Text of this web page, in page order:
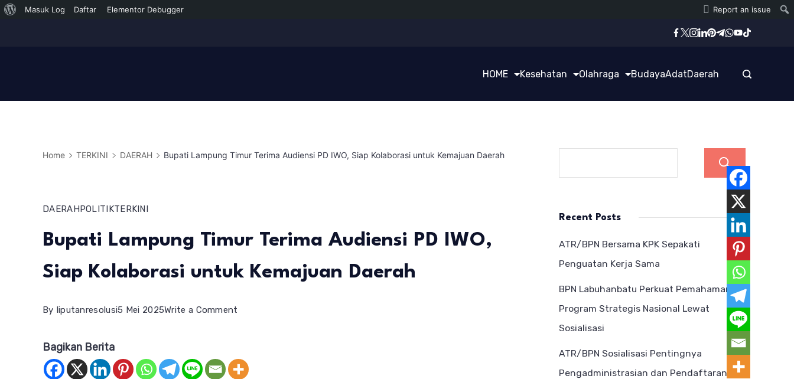
Tentang
Masuk Log Daftar Elementor Debugger Report an issue
HOME Kesehatan Olahraga BudayaAdatDaerah
Home TERKINI DAERAH Bupati Lampung Timur Terima Audiensi PD IWO, Siap Kolaborasi untuk Kemajuan Daerah
DAERAHPOLITIKTERKINI
Bupati Lampung Timur Terima Audiensi PD IWO,
Siap Kolaborasi untuk Kemajuan Daerah
By liputanresolusi5 Mei 2025Write a Comment
Timur
Bagikan Berita
Recent Posts
ATR/BPN Bersama KPK Sepakati
Penguatan Kerja Sama
BPN Labuhanbatu Perkuat Pemahaman
Program Strategis Nasional Lewat
Sosialisasi
ATR/BPN Sosialisasi Pentingnya
Pengadministrasian dan Pendaftaran